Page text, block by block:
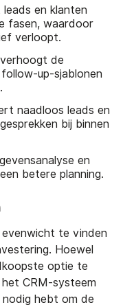
en klanten
fasen, waardoor
verloopt.
verhoogt de
up-sjablonen
naadloos leads en
bij binnen
en
betere planning.
evenwicht te vinden
Hoewel
optie te
CRM-systeem
hebt om de